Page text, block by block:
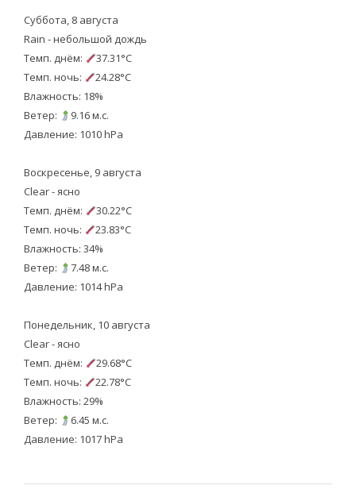
Суббота, 8 августа
Rain - небольшой дождь
Темп. днём:
37.31°C
Темп. ночь:
24.28°C
Влажность: 18%
Ветер:
9.16 м.с.
Давление: 1010 hPa
Воскресенье, 9 августа
Clear - ясно
Темп. днём:
30.22°C
Темп. ночь:
23.83°C
Влажность: 34%
Ветер:
7.48 м.с.
Давление: 1014 hPa
Понедельник, 10 августа
Clear - ясно
Темп. днём:
29.68°C
Темп. ночь:
22.78°C
Влажность: 29%
Ветер:
6.45 м.с.
Давление: 1017 hPa